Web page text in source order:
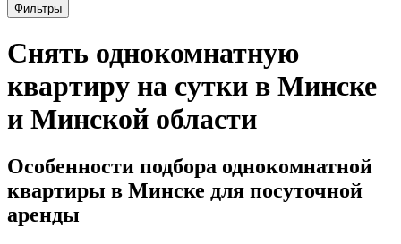
Фильтры
Снять однокомнатную
квартиру на сутки в Минске
и Минской области
Особенности подбора однокомнатной
квартиры в Минске для посуточной
аренды